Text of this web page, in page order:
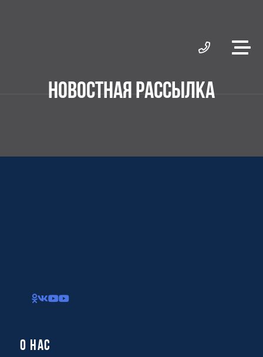
НОВОСТНАЯ РАССЫЛКА
О нас